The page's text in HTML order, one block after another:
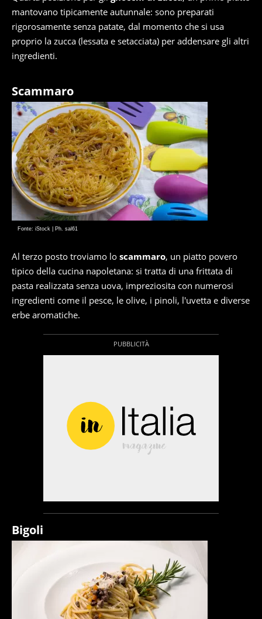
mantovano tipicamente autunnale: sono preparati
rigorosamente senza patate, dal momento che si usa
proprio la zucca (lessata e setacciata) per addensare gli altri
ingredienti.
Scammaro
Fonte: iStock | Ph. sal61
Al terzo posto troviamo lo scammaro, un piatto povero
tipico della cucina napoletana: si tratta di una frittata di
pasta realizzata senza uova, impreziosita con numerosi
ingredienti come il pesce, le olive, i pinoli, l'uvetta e diverse
erbe aromatiche.
Bigoli